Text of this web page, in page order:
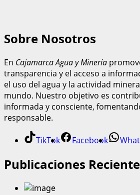
Sobre Nosotros
En Cajamarca Agua y Minería
transparencia y el acceso a
el uso del agua y la actividad
mundo. Nuestro objetivo es
informada y consciente,
responsable.
TikTok Facebook
Publicaciones